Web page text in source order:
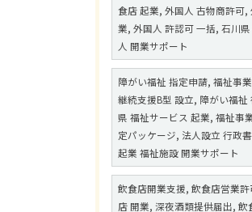
食店 起業, 外国人 古物商許可,
業, 外国人 許認可 一括, 石川
人 開業サポート
障がい福祉 指定申請, 福祉事
継続支援B型 設立, 障がい福祉
県 福祉サービス 起業, 福祉事
定パッケージ, 法人設立 行政
起業 福祉施設 開業サポート
飲食店開業支援, 飲食店営業
店 開業, 深夜酒類提供届出, 飲